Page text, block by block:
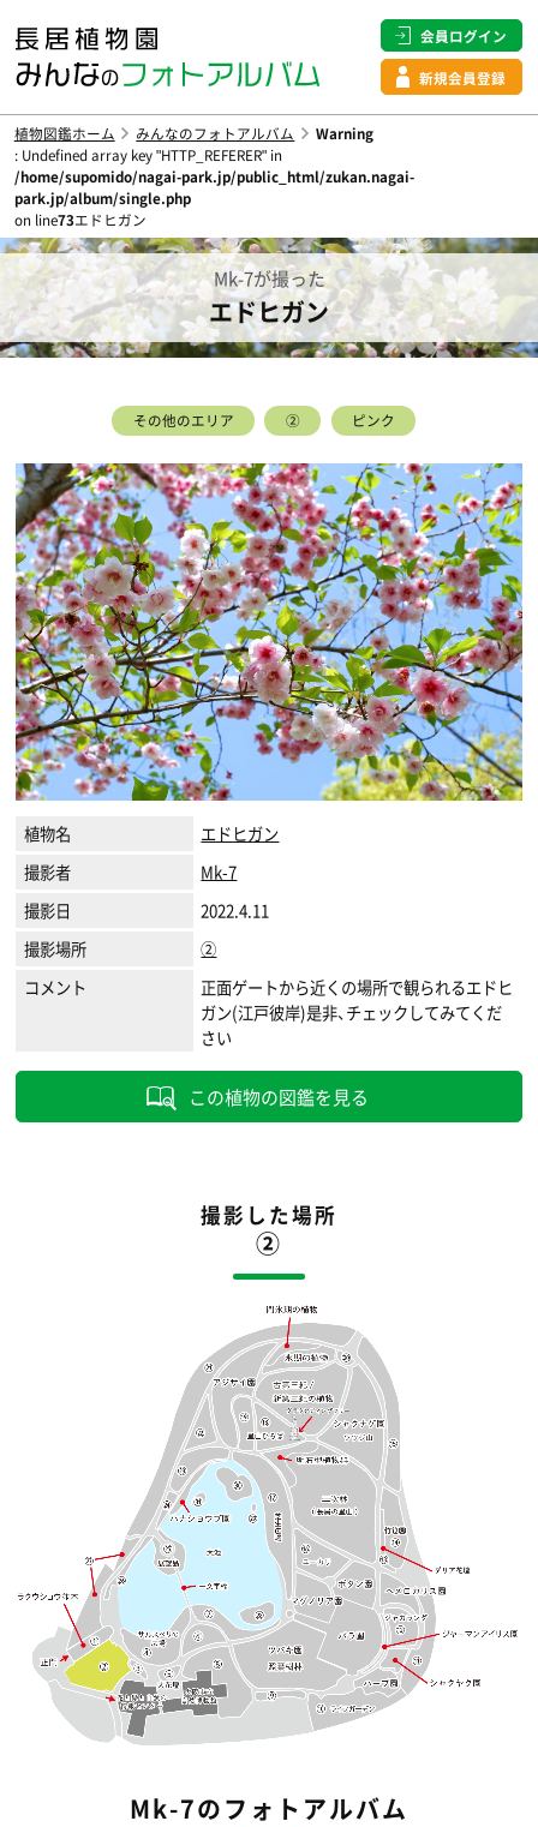
会員ログイン
新規会員登録
植物図鑑ホーム みんなのフォトアルバム
Warning
: Undefined array key "HTTP_REFERER" in
/home/supomido/nagai-park.jp/public_html/zukan.nagai-
park.jp/album/single.php
on line73エドヒガン
Mk-7が撮った
エドヒガン
その他のエリア ② ピンク
植物名
エドヒガン
撮影者
Mk-7
撮影日
2022.4.11
撮影場所
②
コメント
正面ゲートから近くの場所で観られるエドヒ
ガン(江戸彼岸)是非、チェックしてみてくだ
さい
この植物の図鑑を見る
撮影した場所
②
Mk-7のフォトアルバム